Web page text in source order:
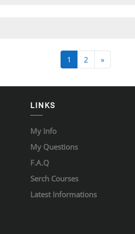
1 Página 1
2Página 2
»Página
LINKS
My Info
My Questions
F.A.Q
Serch Courses
Latest Informations